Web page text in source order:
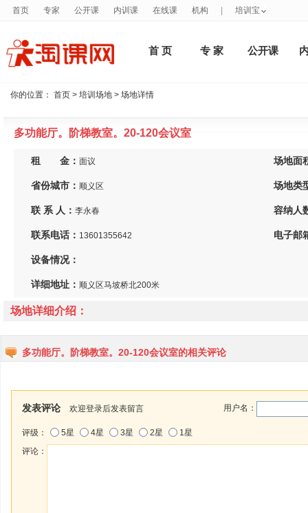
首 页 专 家 公开课
你的位置： 首页 > 培训场地 > 场地详情
多功能厅。阶梯教室。20-120会议室
租 金： 面议 场地面
省份城市： 顺义区 场地类
联 系 人： 李永春 容纳人
联系电话： 13601355642 电子邮
设备情况：
详细地址： 顺义区马坡桥北200米
场地详细介绍：
多功能厅。阶梯教室。20-120会议室的相关评论
发表评论 欢迎登录后发表留言 用户名：
评级： 5星 4星 3星 2星
1星
评论：
首页 专家 公开课 内训课 在线课 机构 培训宝